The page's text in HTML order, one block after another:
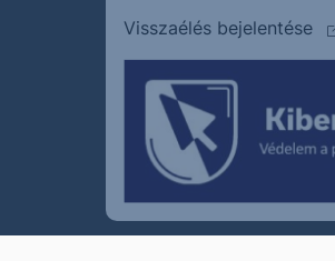
Visszaélés bejelentése